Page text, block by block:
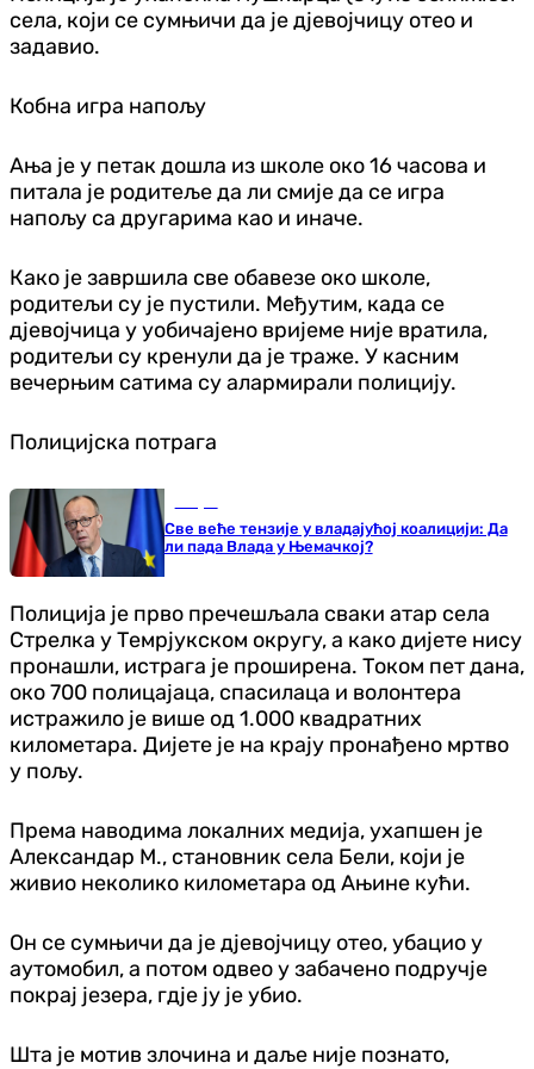
села, који се сумњичи да је д‌јевојчицу отео и
задавио.
Кобна игра напољу
Ања је у петак дошла из школе око 16 часова и
питала је родитеље да ли смије да се игра
напољу са другарима као и иначе.
Како је завршила све обавезе око школе,
родитељи су је пустили. Међутим, када се
д‌јевојчица у уобичајено вријеме није вратила,
родитељи су кренули да је траже. У касним
вечерњим сатима су алармирали полицију.
Полицијска потрага
Све веће тензије у владајућој коалицији: Да
ли пада Влада у Њемачкој?
Полиција је прво пречешљала сваки атар села
Стрелка у Темрјукском округу, а како дијете нису
пронашли, истрага је проширена. Током пет дана,
око 700 полицајаца, спасилаца и волонтера
истражило је више од 1.000 квадратних
километара. Дијете је на крају пронађено мртво
у пољу.
Према наводима локалних медија, ухапшен је
Александар М., становник села Бели, који је
живио неколико километара од Ањине кући.
Он се сумњичи да је д‌јевојчицу отео, убацио у
аутомобил, а потом одвео у забачено подручје
покрај језера, гд‌је ју је убио.
Шта је мотив злочина и даље није познато,